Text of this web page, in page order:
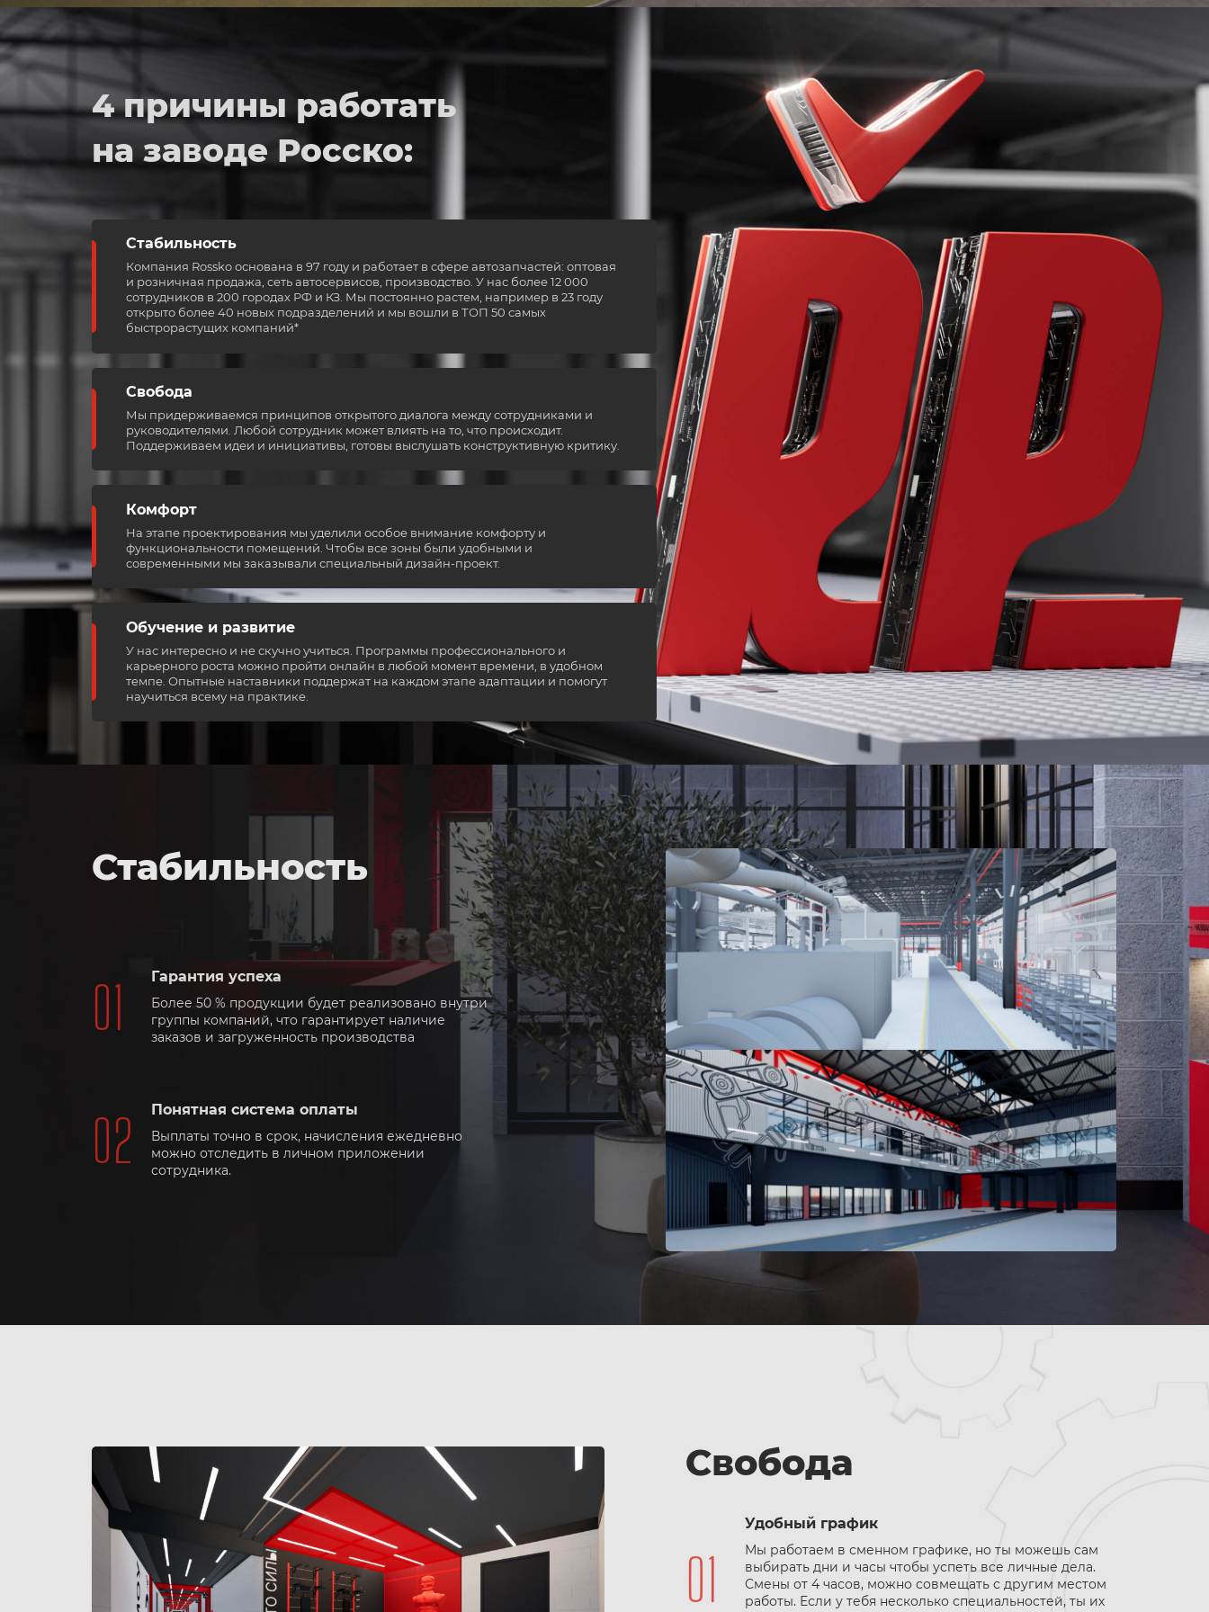
4 причины работать
на заводе Росско:
Стабильность
Компания Rossko основана в 97 году и работает в сфере автозапчастей: оптовая
и розничная продажа, сеть автосервисов, производство. У нас более 12 000
сотрудников в 200 городах РФ и КЗ. Мы постоянно растем, например в 23 году
открыто более 40 новых подразделений и мы вошли в ТОП 50 самых
быстрорастущих компаний*
Свобода
Мы придерживаемся принципов открытого диалога между сотрудниками и
руководителями. Любой сотрудник может влиять на то, что происходит.
Поддерживаем идеи и инициативы, готовы выслушать конструктивную критику.
Комфорт
На этапе проектирования мы уделили особое внимание комфорту и
функциональности помещений. Чтобы все зоны были удобными и
современными мы заказывали специальный дизайн-проект.
Обучение и развитие
У нас интересно и не скучно учиться. Программы профессионального и
карьерного роста можно пройти онлайн в любой момент времени, в удобном
темпе. Опытные наставники поддержат на каждом этапе адаптации и помогут
научиться всему на практике.
Стабильность
Гарантия успеха
Более 50 % продукции будет реализовано внутри
группы компаний, что гарантирует наличие
заказов и загруженность производства
Понятная система оплаты
Выплаты точно в срок, начисления ежедневно
можно отследить в личном приложении
сотрудника.
Свобода
Удобный график
Мы работаем в сменном графике, но ты можешь сам
выбирать дни и часы чтобы успеть все личные дела.
Смены от 4 часов, можно совмещать с другим местом
работы. Если у тебя несколько специальностей, ты их